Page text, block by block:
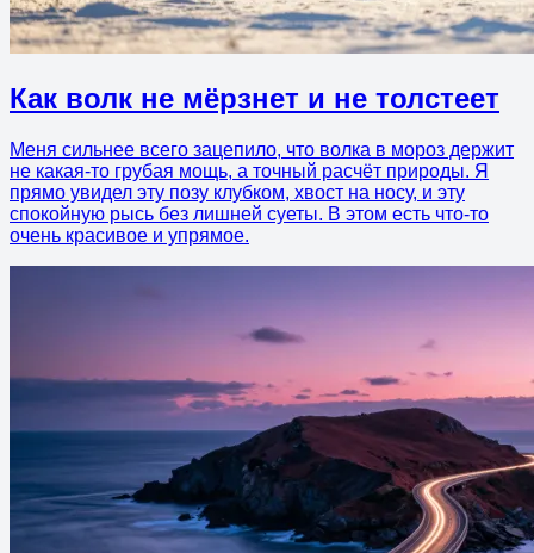
Как волк не мёрзнет и не толстеет
Меня сильнее всего зацепило, что волка в мороз держит
не какая-то грубая мощь, а точный расчёт природы. Я
прямо увидел эту позу клубком, хвост на носу, и эту
спокойную рысь без лишней суеты. В этом есть что-то
очень красивое и упрямое.